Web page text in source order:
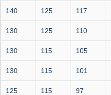
140 125 117
130 125 110
130 115 105
130 115 101
125 115 97